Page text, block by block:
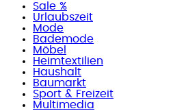
Sale %
Urlaubszeit
Mode
Bademode
Möbel
Heimtextilien
Haushalt
Baumarkt
Sport & Freizeit
Multimedia